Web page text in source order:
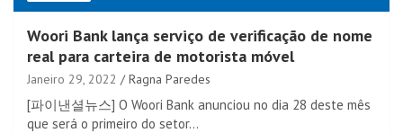
Woori Bank lança serviço de verificação de nome
real para carteira de motorista móvel
Janeiro 29, 2022 Ragna Paredes
[파이낸셜뉴스] O Woori Bank anunciou no dia 28 deste mês
que será o primeiro do setor…